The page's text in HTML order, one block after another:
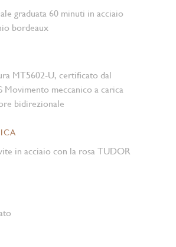
graduata 60 minuti in acciaio
bordeaux
MT5602-U, certificato dal
Movimento meccanico a carica
bidirezionale
in acciaio con la rosa TUDOR